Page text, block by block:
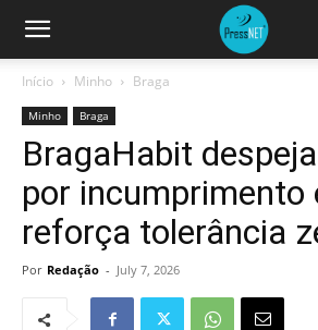
Início Minho Braga
Minho Braga
BragaHabit
por incumprimento
reforça tolerância
Por Redação - July 7, 2026